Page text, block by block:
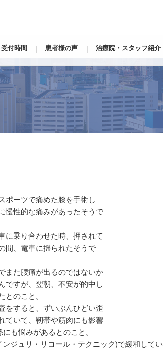
付時間 患者様の声 治療院・スタッフ紹介
ーツで痛めた膝を手術し
性的な痛みがあったそうで
乗り合わせた時、押されて
、電車に揺られたそうで
た腰痛が出るのではないか
すが、翌朝、不安が的中し
のこと。
すると、ずいぶんひどい歪
いて、靭帯や筋肉にも影響
も悩みがあるとのこと。
ジュリ・リコール・テクニック)で緩和してい